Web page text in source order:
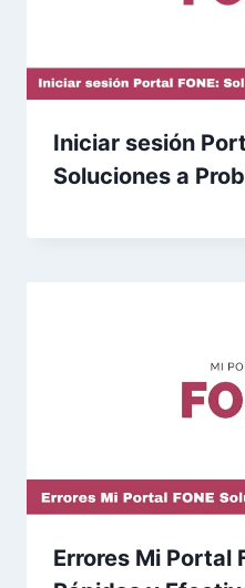
Iniciar sesión
Soluciones a
Errores Mi Portal